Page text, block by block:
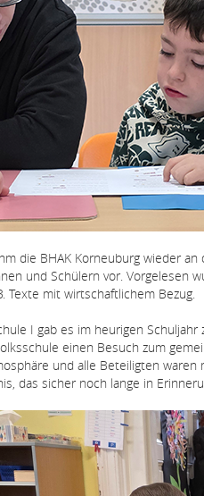
die BHAK Korneuburg wieder
und Schülern vor. Vorgelesen
Texte mit wirtschaftlichem Bezug.
I gab es im heurigen
einen Besuch zum
und alle Beteiligten
das sicher noch lange in